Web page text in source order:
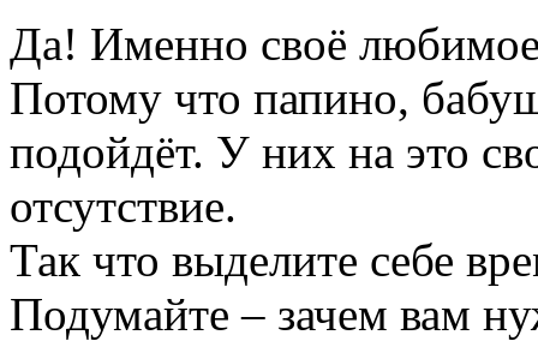
Да! Именно своё
Потому что папино,
подойдёт. У них на это
отсутствие.
Так что выделите себе
Подумайте – зачем вам